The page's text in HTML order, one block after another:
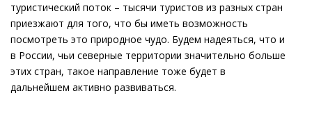
туристический поток – тысячи туристов из разных стран
приезжают для того, что бы иметь возможность
посмотреть это природное чудо. Будем надеяться, что и
в России, чьи северные территории значительно больше
этих стран, такое направление тоже будет в
дальнейшем активно развиваться.